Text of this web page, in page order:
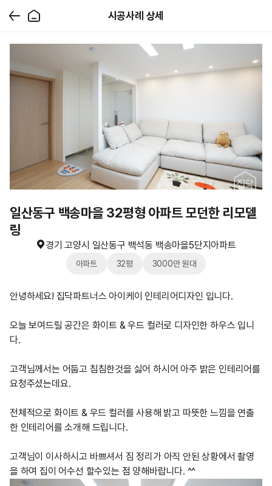
시공사례 상세
일산동구 백송마을 32평형 아파트 모던한 리모델
링
경기 고양시 일산동구 백석동 백송마을5단지아파트
아파트 32평 3000만 원대
안녕하세요! 집닥파트너스 아이케이 인테리어디자인 입니다.
오늘 보여드릴 공간은 화이트 & 우드 컬러로 디자인한 하우스 입니
다.
고객님께서는 어둡고 침침한것을 싫어 하시어 아주 밝은 인테리어를
요청주셨는데요.
전체적으로 화이트 & 우드 컬러를 사용해 밝고 따뜻한 느낌을 연출
한 인테리어를 소개해 드립니다.
고객님이 이사하시고 바쁘셔서 짐 정리가 아직 안된 상황에서 촬영
을 하여 집이 어수선 할수있는 점 양해바랍니다. ^^